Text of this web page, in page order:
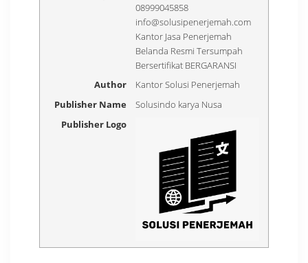
08999045858
info@solusipenerjemah.com
Kantor Jasa Penerjemah
Belanda Resmi Tersumpah
Bersertifikat BERGARANSI
Author
Kantor Solusi Penerjemah
Publisher Name
Solusindo karya Nusa
Publisher Logo